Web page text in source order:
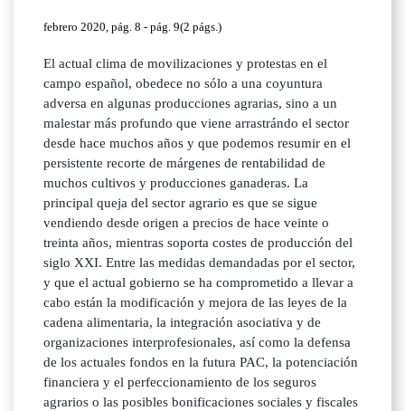
febrero 2020, pág. 8 - pág. 9(2 págs.)
El actual clima de movilizaciones y protestas en el
campo español, obedece no sólo a una coyuntura
adversa en algunas producciones agrarias, sino a un
malestar más profundo que viene arrastrándo el sector
desde hace muchos años y que podemos resumir en el
persistente recorte de márgenes de rentabilidad de
muchos cultivos y producciones ganaderas. La
principal queja del sector agrario es que se sigue
vendiendo desde origen a precios de hace veinte o
treinta años, mientras soporta costes de producción del
siglo XXI. Entre las medidas demandadas por el sector,
y que el actual gobierno se ha comprometido a llevar a
cabo están la modificación y mejora de las leyes de la
cadena alimentaria, la integración asociativa y de
organizaciones interprofesionales, así como la defensa
de los actuales fondos en la futura PAC, la potenciación
financiera y el perfeccionamiento de los seguros
agrarios o las posibles bonificaciones sociales y fiscales